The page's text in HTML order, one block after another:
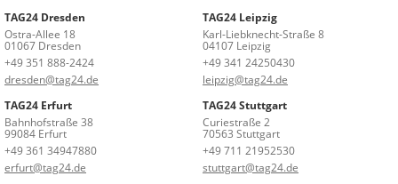
TAG24 Dresden
Ostra-Allee 18
01067 Dresden
+49 351 888-2424
dresden@tag24.de
TAG24 Leipzig
Karl-Liebknecht-Straße 8
04107 Leipzig
+49 341 24250430
leipzig@tag24.de
TAG24 Erfurt
Bahnhofstraße 38
99084 Erfurt
+49 361 34947880
erfurt@tag24.de
TAG24 Stuttgart
Curiestraße 2
70563 Stuttgart
+49 711 21952530
stuttgart@tag24.de